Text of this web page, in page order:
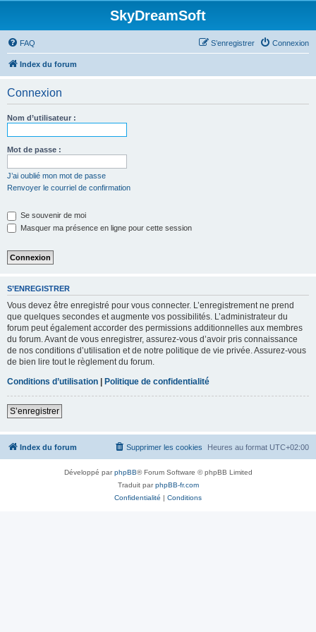
SkyDreamSoft
FAQ Connexion
S’enregistrer
Index du forum
Connexion
Nom d’utilisateur :
Mot de passe :
J’ai oublié mon mot de passe
Renvoyer le courriel de confirmation
Se souvenir de moi
Masquer ma présence en ligne pour cette session
S’ENREGISTRER
Vous devez être enregistré pour vous connecter. L’enregistrement ne prend
que quelques secondes et augmente vos possibilités. L’administrateur du
forum peut également accorder des permissions additionnelles aux membres
du forum. Avant de vous enregistrer, assurez-vous d’avoir pris connaissance
de nos conditions d’utilisation et de notre politique de vie privée. Assurez-vous
de bien lire tout le règlement du forum.
Conditions d’utilisation | Politique de confidentialité
S’enregistrer
Index du forum Heures au format UTC+02:00
Supprimer les cookies
Développé parphpBB® Forum Software © phpBB Limited
Traduit parphpBB-fr.com
Confidentialité | Conditions